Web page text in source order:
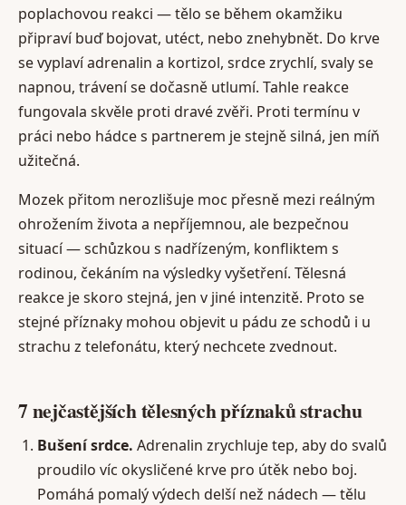
poplachovou reakci — tělo se během okamžiku
připraví buď bojovat, utéct, nebo znehybnět. Do krve
se vyplaví adrenalin a kortizol, srdce zrychlí, svaly se
napnou, trávení se dočasně utlumí. Tahle reakce
fungovala skvěle proti dravé zvěři. Proti termínu v
práci nebo hádce s partnerem je stejně silná, jen míň
užitečná.
Mozek přitom nerozlišuje moc přesně mezi reálným
ohrožením života a nepříjemnou, ale bezpečnou
situací — schůzkou s nadřízeným, konfliktem s
rodinou, čekáním na výsledky vyšetření. Tělesná
reakce je skoro stejná, jen v jiné intenzitě. Proto se
stejné příznaky mohou objevit u pádu ze schodů i u
strachu z telefonátu, který nechcete zvednout.
7 nejčastějších tělesných příznaků strachu
Bušení srdce. Adrenalin zrychluje tep, aby do svalů
proudilo víc okysličené krve pro útěk nebo boj.
Pomáhá pomalý výdech delší než nádech — tělu